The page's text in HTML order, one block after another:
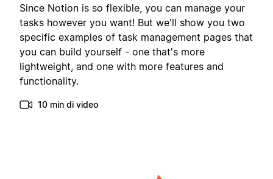
Since Notion is so flexible, you can manage your
tasks however you want! But we'll show you two
specific examples of task management pages that
you can build yourself - one that's more
lightweight, and one with more features and
functionality.
10 min di video